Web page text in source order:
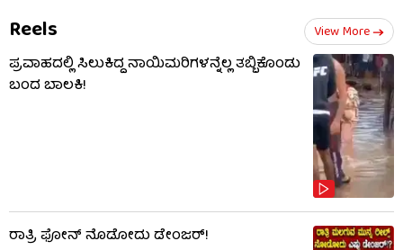
Reels View More
ಪ್ರವಾಹದಲ್ಲಿ ಸಿಲುಕಿದ್ದ ನಾಯಿಮರಿಗಳನ್ನೆಲ್ಲ ತಬ್ಬಿಕೊಂಡು
ಬಂದ ಬಾಲಕಿ!
ರಾತ್ರಿ ಫೋನ್​​ ನೊಡೋದು ಡೇಂಜರ್!